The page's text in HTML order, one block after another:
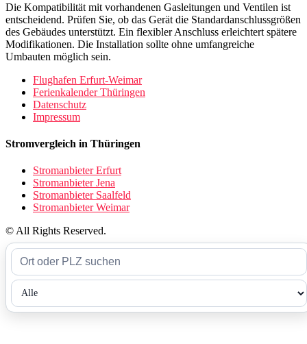
Die Kompatibilität mit vorhandenen Gasleitungen und Ventilen ist
entscheidend. Prüfen Sie, ob das Gerät die Standardanschlussgrößen
des Gebäudes unterstützt. Ein flexibler Anschluss erleichtert spätere
Modifikationen. Die Installation sollte ohne umfangreiche
Umbauten möglich sein.
Flughafen Erfurt-Weimar
Ferienkalender Thüringen
Datenschutz
Impressum
Stromvergleich in Thüringen
Stromanbieter Erfurt
Stromanbieter Jena
Stromanbieter Saalfeld
Stromanbieter Weimar
© All Rights Reserved.